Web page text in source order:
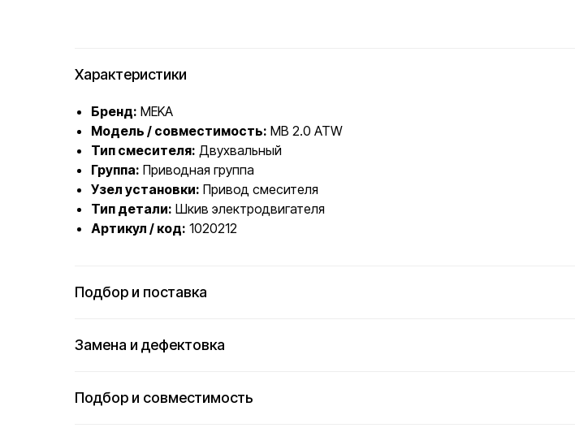
Характеристики
Бренд: MEKA
Модель / совместимость: MB 2.0 ATW
Тип смесителя: Двухвальный
Группа: Приводная группа
Узел установки: Привод смесителя
Тип детали: Шкив электродвигателя
Артикул / код: 1020212
Подбор и поставка
Замена и дефектовка
Подбор и совместимость